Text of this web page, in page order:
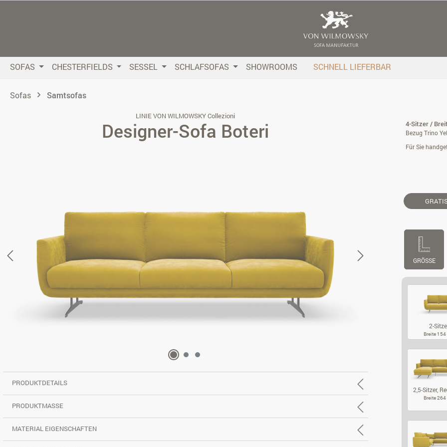
SOFAS CHESTERFIELDS SESSEL SCHLAFSOFAS SHOWROOMS SCHNELL LIEFERBAR
Sofas Samtsofas
LINIE VON WILMOWSKY Collezioni
Designer-Sofa Boteri 4-Sitzer /
Bezug Trino
Für Sie
GRÖSSE
2-
Breite 154
2,5-Sitzer,
Breite 264
PRODUKTDETAILS
PRODUKTMASSE
MATERIAL EIGENSCHAFTEN